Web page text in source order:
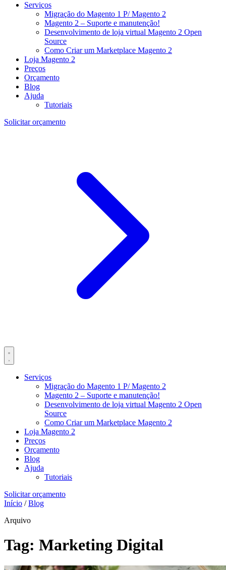
Serviços
Migração do Magento 1 P/ Magento 2
Magento 2 – Suporte e manutenção!
Desenvolvimento de loja virtual Magento 2 Open
Source
Como Criar um Marketplace Magento 2
Loja Magento 2
Preços
Orçamento
Blog
Ajuda
Tutoriais
Solicitar orçamento
Serviços
Migração do Magento 1 P/ Magento 2
Magento 2 – Suporte e manutenção!
Desenvolvimento de loja virtual Magento 2 Open
Source
Como Criar um Marketplace Magento 2
Loja Magento 2
Preços
Orçamento
Blog
Ajuda
Tutoriais
Solicitar orçamento
Início / Blog
Arquivo
Tag: Marketing Digital